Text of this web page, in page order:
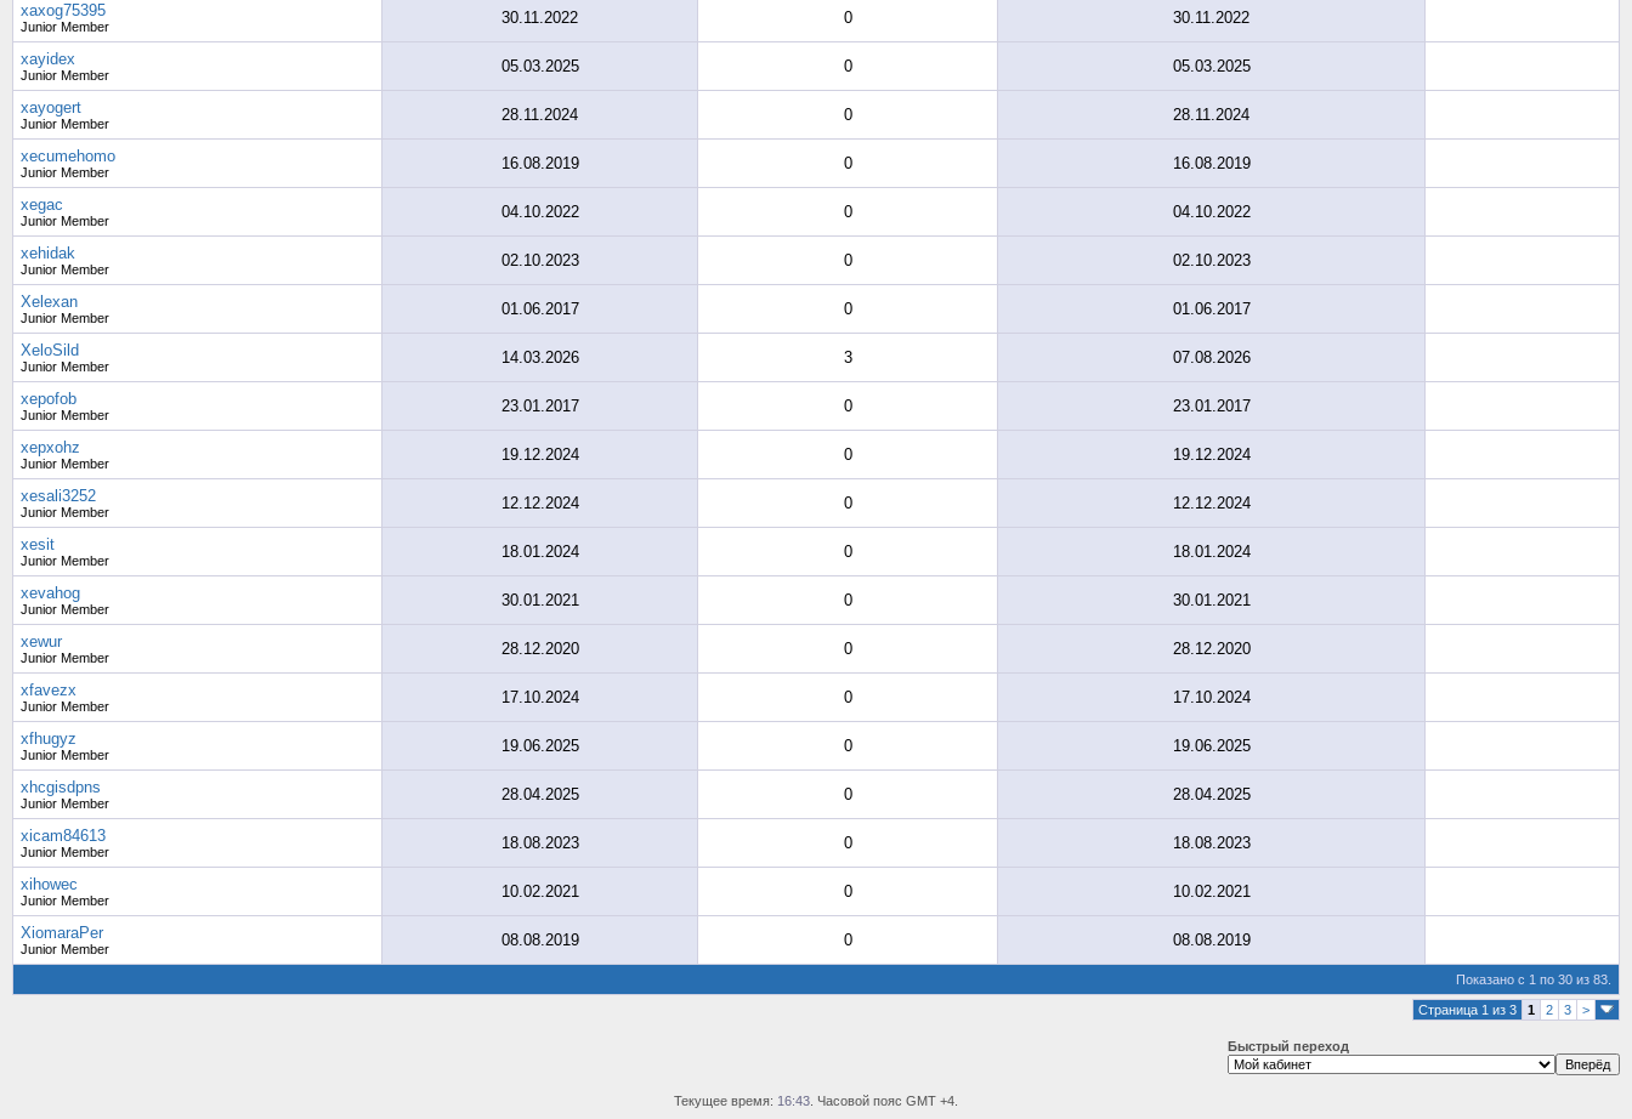
xaxog75395
Junior Member 30.11.2022 0 30.11.2022
xayidex
Junior Member 05.03.2025 0 05.03.2025
xayogert
Junior Member 28.11.2024 0 28.11.2024
xecumehomo
Junior Member 16.08.2019 0 16.08.2019
xegac
Junior Member 04.10.2022 0 04.10.2022
xehidak
Junior Member 02.10.2023 0 02.10.2023
Xelexan
Junior Member 01.06.2017 0 01.06.2017
XeloSild
Junior Member 14.03.2026 3 07.08.2026
xepofob
Junior Member 23.01.2017 0 23.01.2017
xepxohz
Junior Member 19.12.2024 0 19.12.2024
xesali3252
Junior Member 12.12.2024 0 12.12.2024
xesit
Junior Member 18.01.2024 0 18.01.2024
xevahog
Junior Member 30.01.2021 0 30.01.2021
xewur
Junior Member 28.12.2020 0 28.12.2020
xfavezx
Junior Member 17.10.2024 0 17.10.2024
xfhugyz
Junior Member 19.06.2025 0 19.06.2025
xhcgisdpns
Junior Member 28.04.2025 0 28.04.2025
xicam84613
Junior Member 18.08.2023 0 18.08.2023
xihowec
Junior Member 10.02.2021 0 10.02.2021
XiomaraPer
Junior Member 08.08.2019 0 08.08.2019
Показано с 1 по 30 из 83.
Страница 1 из 3 1 2 3 >
Быстрый переход
Текущее время: 16:43 . Часовой пояс GMT +4.